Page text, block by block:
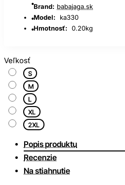
Brand: babajaga.sk
Model:
ka330
Hmotnosť: 0.20kg
Veľkosť
S
M
L
XL
2XL
Popis produktu
Recenzie
Na stiahnutie